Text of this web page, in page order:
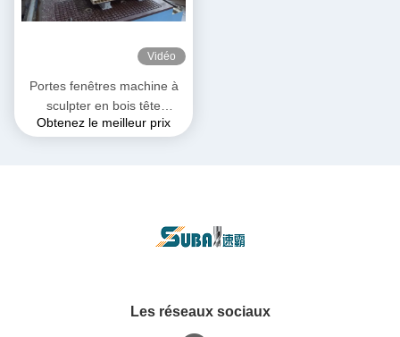
Vidéo
Portes fenêtres machine à
sculpter en bois tête
verticale horizontale
Obtenez le meilleur prix
Les réseaux sociaux